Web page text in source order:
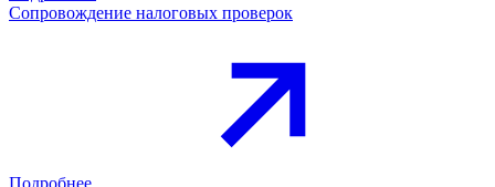
Сопровождение налоговых проверок
Подробнее